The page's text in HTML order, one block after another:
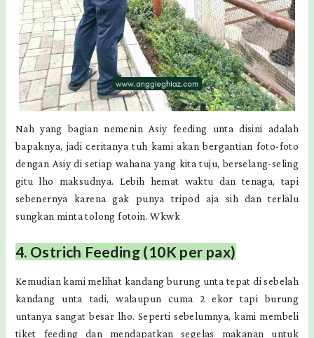
Nah yang bagian nemenin Asiy feeding unta disini adalah
bapaknya, jadi ceritanya tuh kami akan bergantian foto-foto
dengan Asiy di setiap wahana yang kita tuju, berselang-seling
gitu lho maksudnya. Lebih hemat waktu dan tenaga, tapi
sebenernya karena gak punya tripod aja sih dan terlalu
sungkan minta tolong fotoin. Wkwk
4. Ostrich Feeding (10K per pax)
Kemudian kami melihat kandang burung unta tepat di sebelah
kandang unta tadi, walaupun cuma 2 ekor tapi burung
untanya sangat besar lho. Seperti sebelumnya, kami membeli
tiket feeding dan mendapatkan segelas makanan untuk